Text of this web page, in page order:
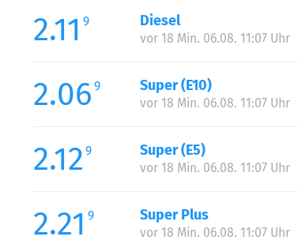
Mittwoch:
Donnerstag:
Samstag:
Sonntag:
2.11 9 Diesel
vor 18 Min. 06.08. 11:07 Uhr
2.06 9 Super (E10)
vor 18 Min. 06.08. 11:07 Uhr
2.12 9 Super (E5)
vor 18 Min. 06.08. 11:07 Uhr
2.21 9 Super Plus
vor 18 Min. 06.08. 11:07 Uhr